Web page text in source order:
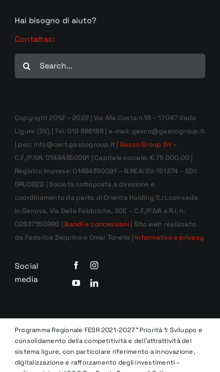
Hai bisogno di aiuto?
Contattaci
per:
Copyright 2012 – 2022 | Via Alla Costa n.18 – 17047 Vado
Ligure (SV) | Tel: 019 886188 | e-mail: gasco@gascogroup.it
| pec: info@cert.gascogroup.it |
Gasco Group Srl –
C.F./P.IVA: 01494350091 | Capitale sociale: € 75.000,00 |
Registro Imprese: 01494350091 – N.REA: SV-151374 – SDI:
5RUO82D | Società sottoposta a direzione e
coordinamento da parte di Orienta Holding S.r.l.con sede
in Genova, Via Delle Fabbriche, 30E – C.F./P.IVA e R.I. n.
02837150990 |Bandi e concessioni| Sito web realizzato
da Federica Delprino e Omar Tonella | Informativa e privacy
Social
media
Programma Regionale FESR 2021-2027 “Priorità 1: Sviluppo e
consolidamento della competitività e dell’attrattività del
sistema ligure, con particolare riferimento a innovazione,
digitalizzazione e rafforzamento degli investimenti –